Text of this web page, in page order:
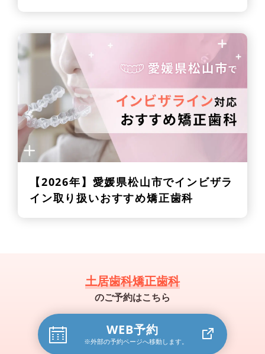
【2026年】 愛媛県松山市でインビザラ
イン取り扱いおすすめ矯正歯科
土居歯科矯正歯科
のご予約はこちら
WEB予約
※外部の予約ページへ移動します。